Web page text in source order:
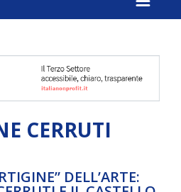
CERRUTI
DELL’ARTE: